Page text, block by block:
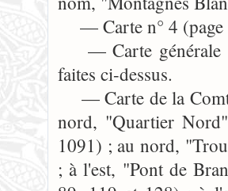
— Carte n° 4 (page
— Carte générale
faites ci-dessus.
— Carte de la
nord, "Quartier
1091) ; au nord,
; à l'est, "Pont de